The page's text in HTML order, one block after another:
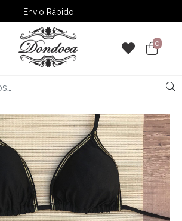
Envio Rápido
➚ Ofertas– Até 60% OFF
0